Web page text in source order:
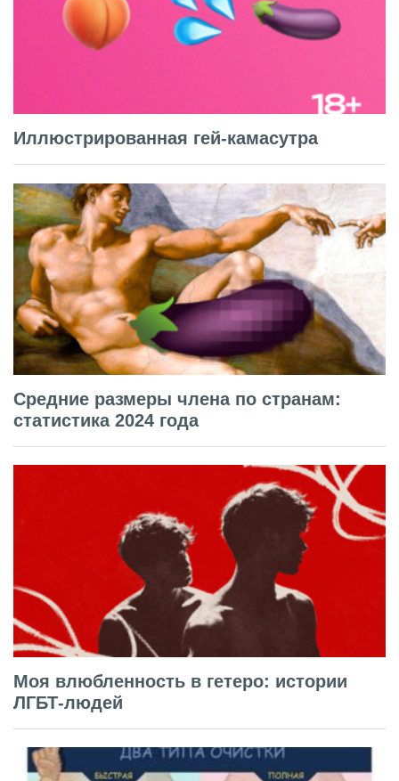
Иллюстрированная гей-камасутра
Средние размеры члена по странам:
статистика 2024 года
Моя влюбленность в гетеро: истории
ЛГБТ-людей